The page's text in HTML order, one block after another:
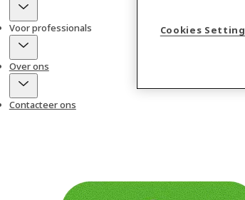
Voor professionals
Over ons
Contacteer ons
Cookies